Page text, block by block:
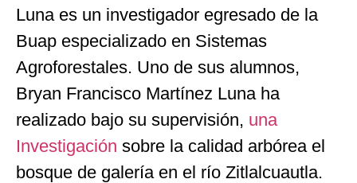
Luna es un investigador egresado de la
Buap especializado en Sistemas
Agroforestales. Uno de sus alumnos,
Bryan Francisco Martínez Luna ha
realizado bajo su supervisión, una
Investigación sobre la calidad arbórea el
bosque de galería en el río Zitlalcuautla.